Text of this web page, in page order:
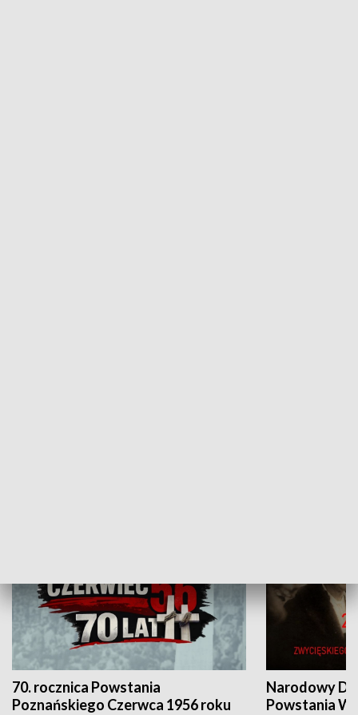
70. rocznica Powstania
Poznańskiego Czerwca 1956 roku
Narodowy
Powstania